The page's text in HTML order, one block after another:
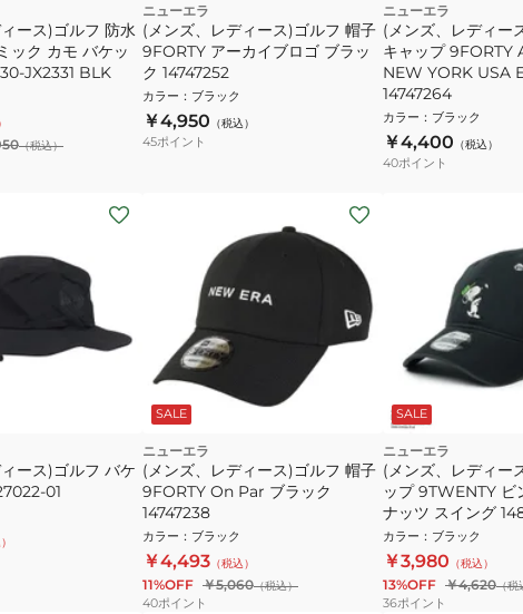
ース)ゴルフ 防水
ック カモ バケッ
JX2331 BLK
（税込）
ニューエラ
(メンズ、レディース)ゴルフ 帽子
9FORTY アーカイブロゴ ブラッ
ク 14747252
カラー ： ブラック
￥4,950 （税込）
45ポイント
ニューエラ
(メンズ、レディー
キャップ 9FORTY
NEW YORK USA
14747264
カラー ： ブラック
￥4,400 （税込）
40ポイント
ース)ゴルフ バケ
01
SALE
ニューエラ
(メンズ、レディース)ゴルフ 帽子
9FORTY On Par ブラック
14747238
カラー ： ブラック
￥4,493 （税込）
11%OFF ￥5,060（税込）
40ポイント
SALE
ニューエラ
(メンズ、レディー
ップ 9TWENTY ビ
ナッツ スイング
カラー ： ブラック
￥3,980 （税込）
13%OFF ￥4,620（税
36ポイント